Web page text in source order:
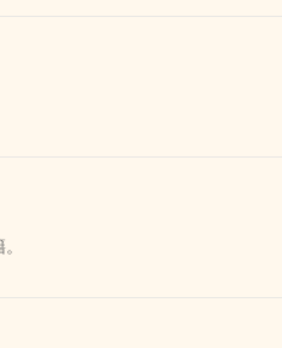
。
情节描写，也包含了大量同样不
“主要角色忽然原地念诗”。
写倒是很少。
了——而且有点过于变态了。
我戈耳工和海德拉；罗马人叫我
称之为撒旦或者路西法，使徒约
古蛇；挪威人称我为克拉肯。而
人类的语言诉说……”
自称“莫里斯”。
以人的情绪为食的怪物。
人格连环杀手
成女性。
同‌人‍短篇合集。
手里买下的孩子，是一位曾效忠
的儿子，名叫歇洛克·福尔摩斯。
摩斯X四十多岁的基督山。